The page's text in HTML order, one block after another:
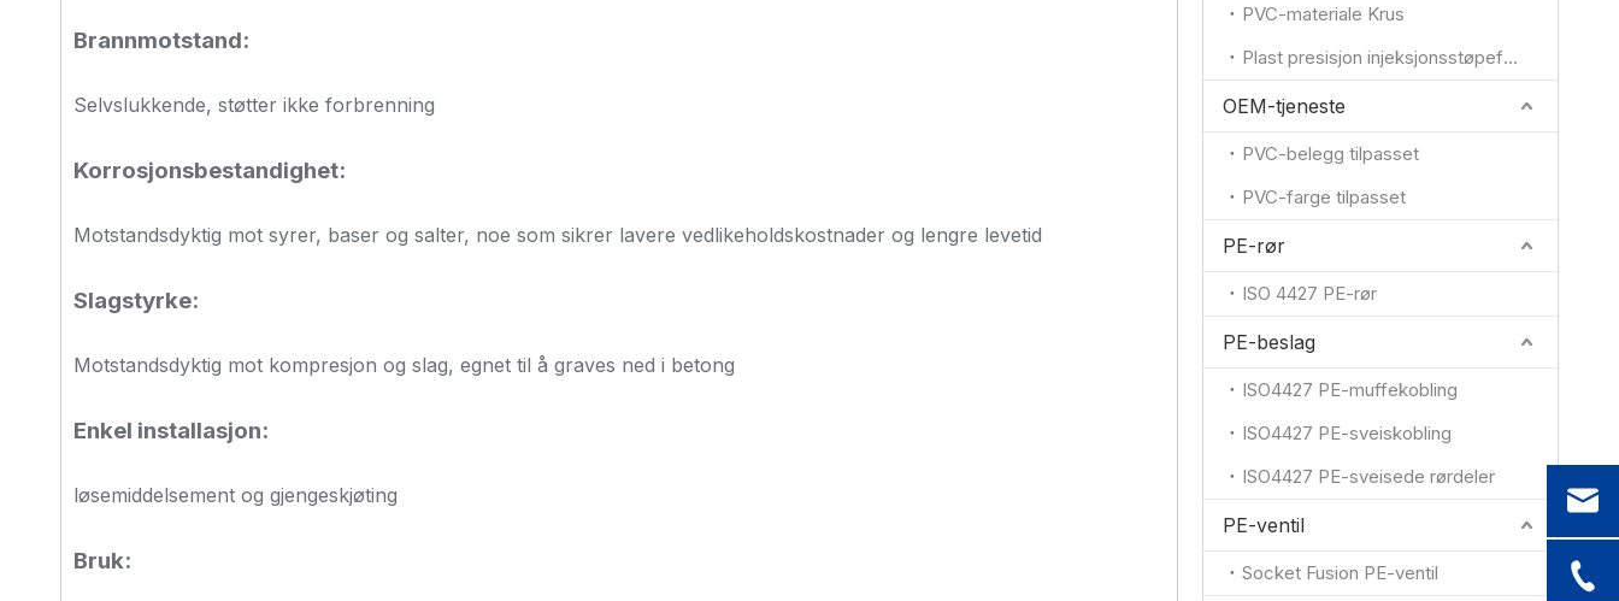
Brannmotstand:
Selvslukkende, støtter ikke forbrenning
Korrosjonsbestandighet:
Motstandsdyktig mot syrer, baser og salter, noe som sikrer lavere vedlikeholdskostnader og lengre levetid
Slagstyrke:
Motstandsdyktig mot kompresjon og slag, egnet til å graves ned i betong
Enkel installasjon:
løsemiddelsement og gjengeskjøting
Bruk:
PVC-materiale Krus
Plast presisjon injeksjonsstøpeform
OEM-tjeneste
PVC-belegg tilpasset
PVC-farge tilpasset
PE-rør
ISO 4427 PE-rør
PE-beslag
ISO4427 PE-muffekobling
ISO4427 PE-sveiskobling
ISO4427 PE-sveisede rørdeler
PE-ventil
Socket Fusion PE-ventil